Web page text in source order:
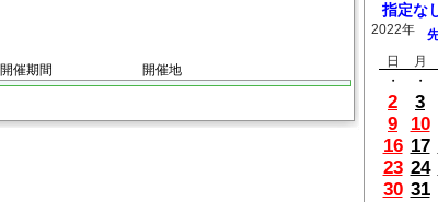
開催期間 開催地
指定な
2022年
日
月
・
・
2
3
9
10
16 17
23 24
30 31